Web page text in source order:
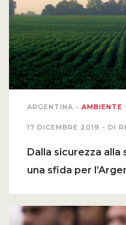
ARGENTINA - AMBIENTE
17 DICEMBRE 2019 - DI
Dalla sicurezza
una sfida per